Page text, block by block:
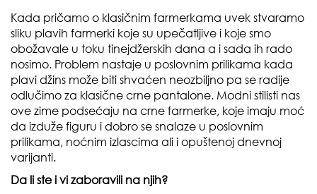
Kada pričamo o klasičnim farmerkama uvek stvaramo
sliku plavih farmerki koje su upečatljive i koje smo
obožavale u toku tinejdžerskih dana a i sada ih rado
nosimo. Problem nastaje u poslovnim prilikama kada
plavi džins može biti shvaćen neozbiljno pa se radije
odlučimo za klasične crne pantalone. Modni stilisti nas
ove zime podsećaju na crne farmerke, koje imaju moć
da izduže figuru i dobro se snalaze u poslovnim
prilikama, noćnim izlascima ali i opuštenoj dnevnoj
varijanti.
Da li ste i vi zaboravili na njih?